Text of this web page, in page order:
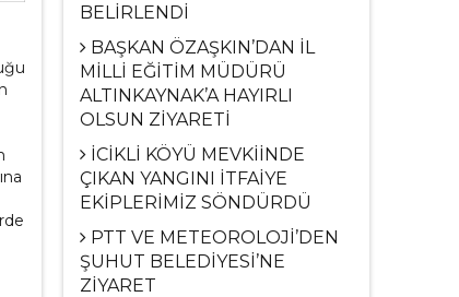
BELİRLENDİ
BAŞKAN ÖZAŞKIN’DAN İL
MİLLİ EĞİTİM MÜDÜRÜ
ALTINKAYNAK’A HAYIRLI
OLSUN ZİYARETİ
İCİKLİ KÖYÜ MEVKİİNDE
ÇIKAN YANGINI İTFAİYE
EKİPLERİMİZ SÖNDÜRDÜ
PTT VE METEOROLOJİ’DEN
ŞUHUT BELEDİYESİ’NE
ZİYARET